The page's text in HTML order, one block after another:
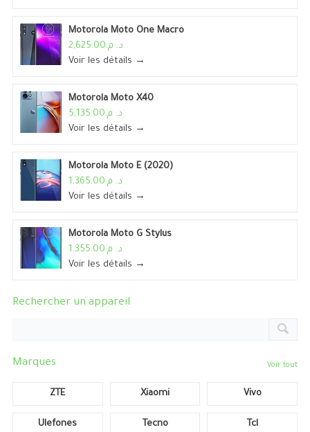
Motorola Moto One Macro
د. م.2,625.00
Voir les détails →
Motorola Moto X40
د. م.5,135.00
Voir les détails →
Motorola Moto E (2020)
د. م.1,365.00
Voir les détails →
Motorola Moto G Stylus
د. م.1,355.00
Voir les détails →
Rechercher un appareil
Marques Voir tout
ZTE Xiaomi Vivo
Ulefones Tecno Tcl